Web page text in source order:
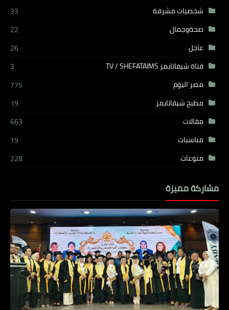
شخصيات مشرفة
33
صحةوجمال
22
عاجل
26
قناة شيفاتايمز TV / SHEFATAIMS
3
مصر اليوم
775
مطبخ شيفاتايمز
19
مقالات
663
مناسبات
19
منوعات
228
مشاركة مميزة